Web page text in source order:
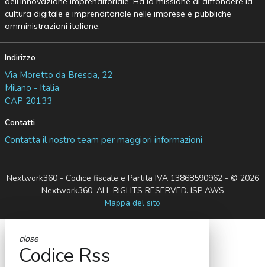
cultura digitale e imprenditoriale nelle imprese e pubbliche
amministrazioni italiane.
Indirizzo
Via Moretto da Brescia, 22
Milano - Italia
CAP 20133
Contatti
Contatta il nostro team per maggiori informazioni
Nextwork360 - Codice fiscale e Partita IVA 13868590962 - © 2026
Nextwork360. ALL RIGHTS RESERVED. ISP AWS
Mappa del sito
close
Codice Rss